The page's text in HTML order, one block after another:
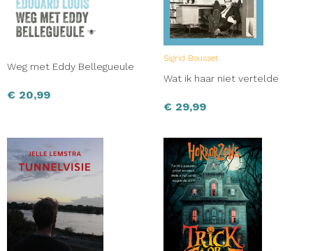
Weg met Eddy Bellegueule
€ 20,99
Sigrid Bousset
Wat ik haar niet vertelde
€ 29,99